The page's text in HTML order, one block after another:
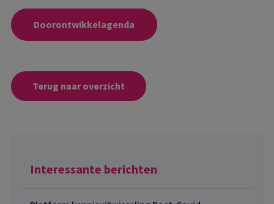
Doorontwikkelagenda
Terug naar overzicht
Interessante berichten